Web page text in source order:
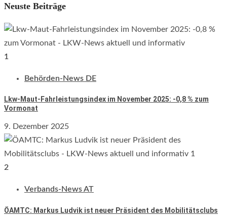
Neuste Beiträge
1
Behörden-News DE
Lkw-Maut-Fahrleistungsindex im November 2025: -0,8 % zum
Vormonat
9. Dezember 2025
2
Verbands-News AT
ÖAMTC: Markus Ludvik ist neuer Präsident des Mobilitätsclubs